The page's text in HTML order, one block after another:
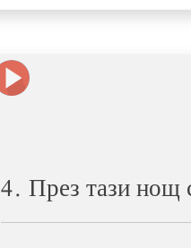
4. През тази нощ